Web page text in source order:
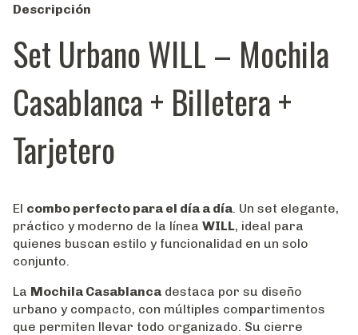
Descripción
Set Urbano WILL – Mochila
Casablanca + Billetera +
Tarjetero
El combo perfecto para el día a día. Un set elegante,
práctico y moderno de la línea WILL, ideal para
quienes buscan estilo y funcionalidad en un solo
conjunto.
La Mochila Casablanca destaca por su diseño
urbano y compacto, con múltiples compartimentos
que permiten llevar todo organizado. Su cierre